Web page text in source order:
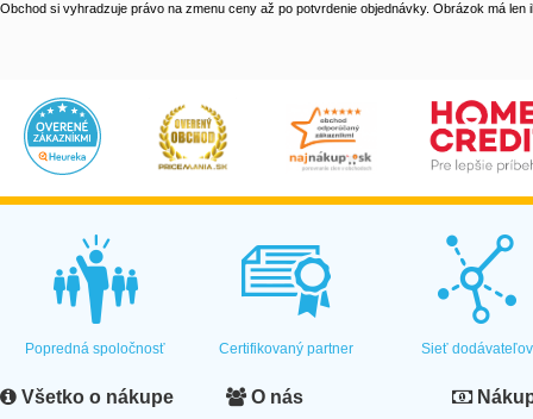
Obchod si vyhradzuje právo na zmenu ceny až po potvrdenie objednávky. Obrázok má len
Popredná spoločnosť Certifikovaný partner Sieť dodávateľov
Všetko o nákupe O nás